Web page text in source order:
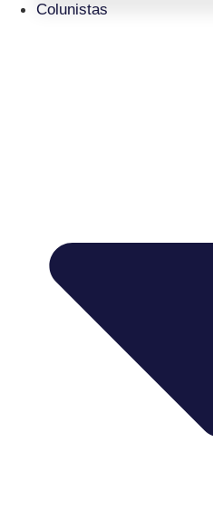
Colunistas